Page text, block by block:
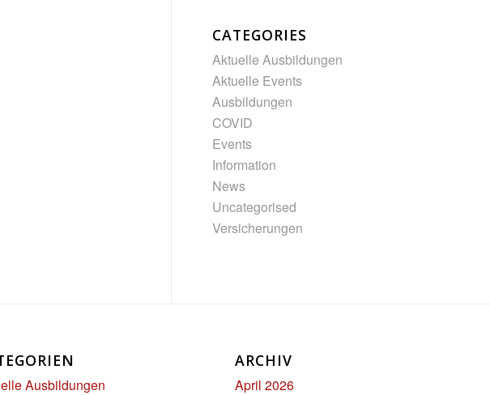
CATEGORIES
Aktuelle Ausbildungen
Aktuelle Events
Ausbildungen
COVID
Events
Information
News
Uncategorised
Versicherungen
Ausbildungen
ARCHIV
April 2026